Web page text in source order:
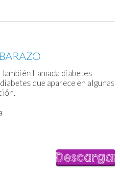
llamada diabetes
que aparece en algunas
Descargar